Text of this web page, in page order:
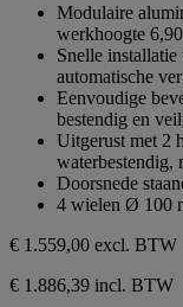
sterren.
Modulaire
werkhoogte
Snelle installatie
automatische
Eenvoudige
bestendig en
Uitgerust met 2
waterbestendig,
Doorsnede
4 wielen Ø 100
€ 1.559,00 excl. BTW
€ 1.886,39 incl. BTW